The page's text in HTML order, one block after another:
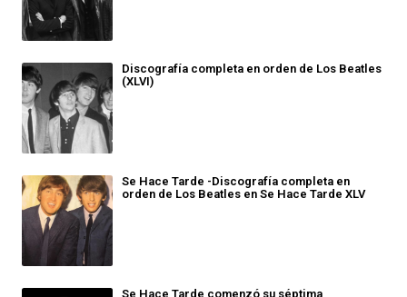
Discografía completa en orden de Los Beatles
(XLVI)
Se Hace Tarde -Discografía completa en
orden de Los Beatles en Se Hace Tarde XLV
Se Hace Tarde comenzó su séptima